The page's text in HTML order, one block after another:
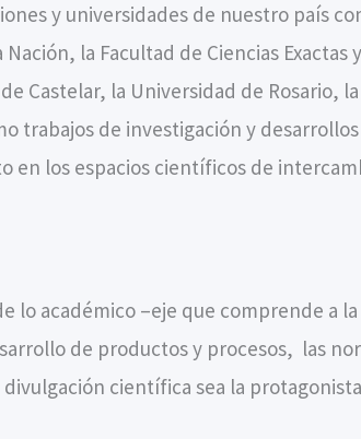
y universidades de nuestro país
la Facultad de Ciencias
Castelar, la Universidad de Rosario,
trabajos de investigación y
los espacios científicos de
lo académico –eje que comprende a
de productos y procesos, las
científica sea la